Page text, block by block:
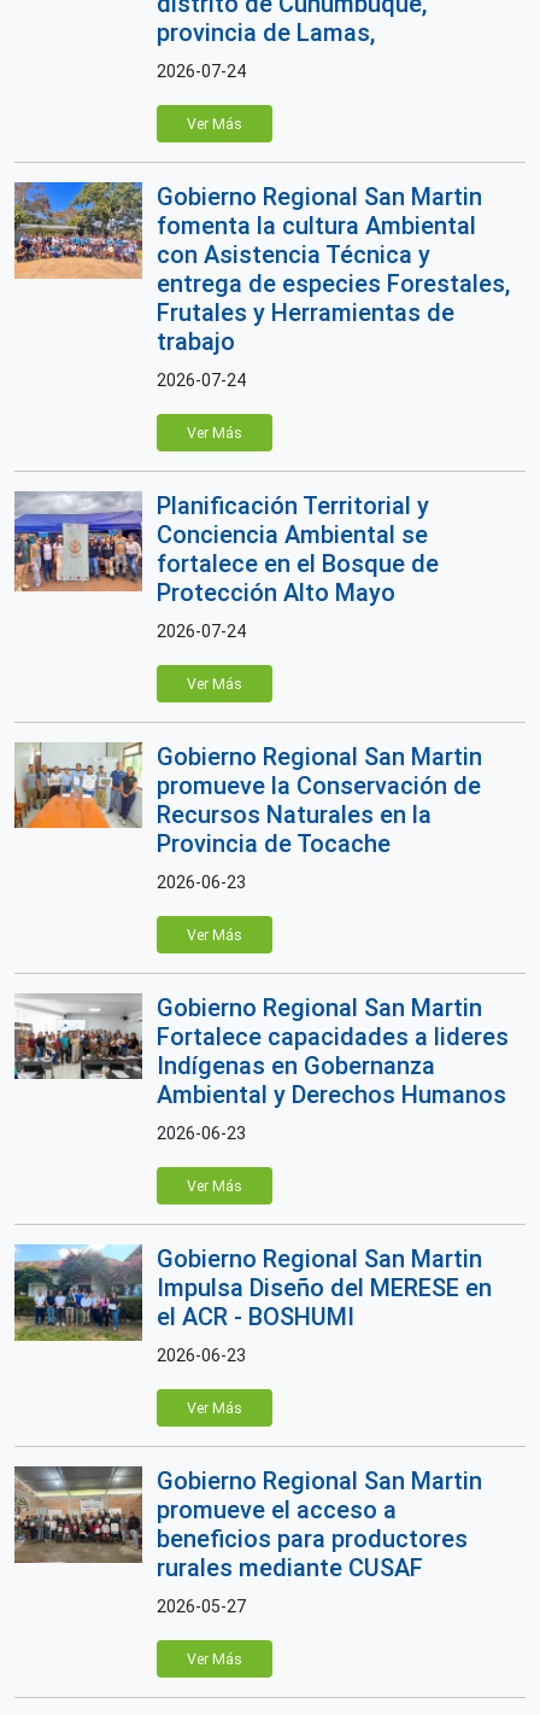
provincia de Lamas,
2026-07-24
Ver Más
Gobierno Regional San Martin
fomenta la cultura Ambiental
con Asistencia Técnica y
entrega de especies Forestales,
Frutales y Herramientas de
trabajo
2026-07-24
Ver Más
Planificación Territorial y
Conciencia Ambiental se
fortalece en el Bosque de
Protección Alto Mayo
2026-07-24
Ver Más
Gobierno Regional San Martin
promueve la Conservación de
Recursos Naturales en la
Provincia de Tocache
2026-06-23
Ver Más
Gobierno Regional San Martin
Fortalece capacidades a lideres
Indígenas en Gobernanza
Ambiental y Derechos Humanos
2026-06-23
Ver Más
Gobierno Regional San Martin
Impulsa Diseño del MERESE en
el ACR - BOSHUMI
2026-06-23
Ver Más
Gobierno Regional San Martin
promueve el acceso a
beneficios para productores
rurales mediante CUSAF
2026-05-27
Ver Más